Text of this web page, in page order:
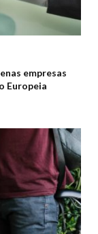
empresas
Europeia